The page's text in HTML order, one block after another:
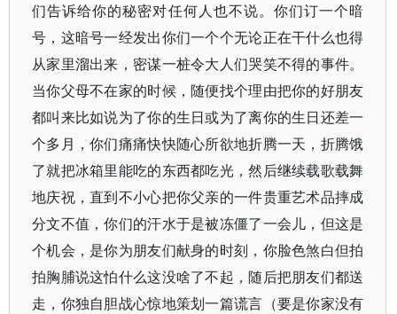
们告诉给你的秘密对任何人也不说。你们订一个暗
号，这暗号一经发出你们一个个无论正在干什么也得
从家里溜出来，密谋一桩令大人们哭笑不得的事件。
当你父母不在家的时候，随便找个理由把你的好朋友
都叫来比如说为了你的生日或为了离你的生日还差一
个多月，你们痛痛快快随心所欲地折腾一天，折腾饿
了就把冰箱里能吃的东西都吃光，然后继续载歌载舞
地庆祝，直到不小心把你父亲的一件贵重艺术品摔成
分文不值，你们的汗水于是被冻僵了一会儿，但这是
个机会，是你为朋友们献身的时刻，你脸色煞白但拍
拍胸脯说这怕什么这没啥了不起，随后把朋友们都送
走，你独自胆战心惊地策划一篇谎言（要是你家没有